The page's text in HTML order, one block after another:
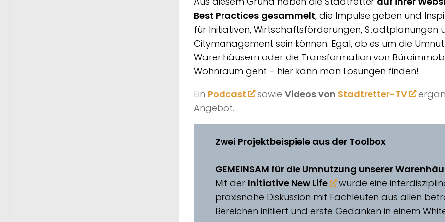
Best Practices gesammelt, die Impulse geben und
für Initiativen, Wirtschaftsförderungen, Stadtplanungen
Citymanagement sein können. Egal, ob es um die
Warenhäusern oder die Transformation von
Wohnraum geht – hier kann man Lösungen finden!
Ein Podcast sowie Videos von Stadtretter-TV
Angebot.
Zwei Projektbeispiele aus der Toolbox
GEMEINSAM für die Umnutzung unserer
Mit der Initiative New Life
wurde eine
praxisnahe Diskussion mit Fachleuten aus allen
Bereichen initiiert und erste Gedanken in einem